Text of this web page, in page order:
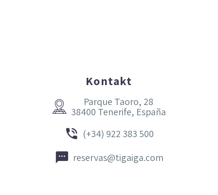
Kontakt


Parque Taoro, 28
38400 Tenerife, España

 (+34) 922 383 500

 reservas@tigaiga.com